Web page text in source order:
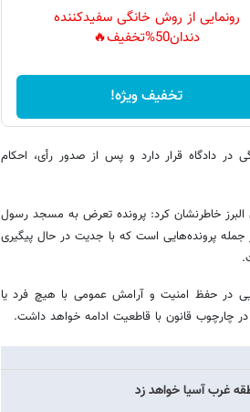
رونمایی از روش خانگی سفیدکننده
دندان50%تخفیف🔥
تخفیف ویژه!
در دادگاه قرار دارد و پس از صدور رأی، احکام
البرز خاطرنشان کرد: پرونده تعرض به مسجد رسول
پرونده‌هایی است که با جدیت در حال پیگیری
در حفظ امنیت و آرامش عمومی با هیچ فرد یا
چارچوب قانون با قاطعیت ادامه خواهد داشت.
غرب آسیا خواهد زد